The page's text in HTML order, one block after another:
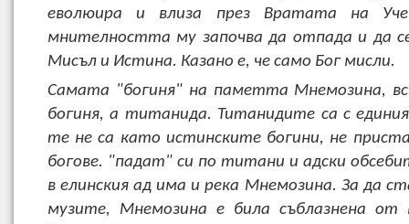
еволюира и влиза през Вратата на
мнителността му започва да отпада и да
Мисъл и Истина. Казано е, че само Бог мисли.
Самата "богиня" на паметта Мнемозина,
богиня, а титанида. Титанидите са с
те не са като истинските богини, не
богове. "падат" си по титани и адски
в елинския ад има и река Мнемозина. За да
музите, Мнемозина е била съблазнена от